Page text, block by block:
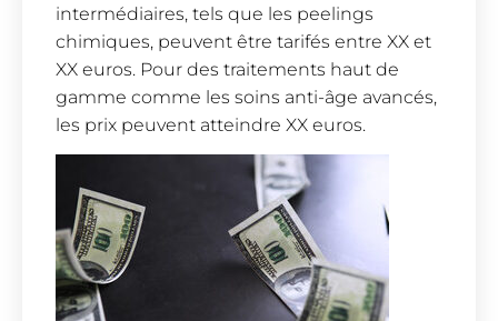
intermédiaires, tels que les peelings
chimiques, peuvent être tarifés entre XX et
XX euros. Pour des traitements haut de
gamme comme les soins anti-âge avancés,
les prix peuvent atteindre XX euros.